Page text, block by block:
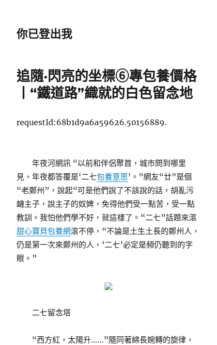
你已登出我
追隨·閃亮的坐標⑥專包養價格
丨“鐵道路”織就的白色留念地
requestId:68b1d9a6a59626.50156889.
年夜河網訊 “以前和伴侶聚首，城市問到哪里
見，年夜都答覆是‘二七包養意思’。”網友“廿”是個
“老鄭州”，說起“可是他們說了不該說的話，胡亂污
衊主子，說主子的奴婢，免得他們受一點苦，受一點
教訓。我怕他們學不好，就這樣了。“二七”話題來滾
甜心寶貝包養網滾不停，“不論是土生土長的鄭州人，
仍是第一次來鄭州的人，‘二七’必定是頻仍聽到的字
眼。”
二七留念塔
“西方紅，太陽升……”隨同著綿長婉轉的旋律，